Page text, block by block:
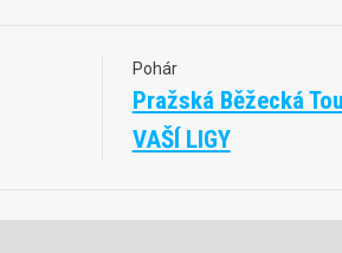
Pohár
Pražská Běžecká
VAŠÍ LIGY